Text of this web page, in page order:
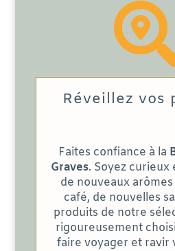

Réveillez vos
Faites confiance à la
Graves. Soyez curieux
de nouveaux
café, de nouvelles
produits de notre
rigoureusement
faire voyager et ravir